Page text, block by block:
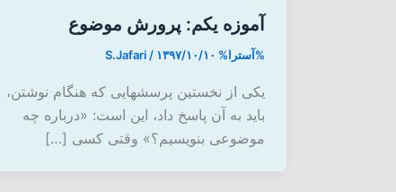
آموزه یکم: پرورش موضوع
%آسترا% S.Jafari / ۱۳۹۷/۱۰/۱۰
یکی از نخستین پرسشهایی که هنگام نوشتن،
باید به آن پاسخ داد، این است: «درباره چه
موضوعی بنویسیم؟» وقتی کسی […]